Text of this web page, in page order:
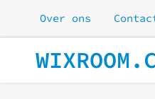
Skip to main content
Over ons